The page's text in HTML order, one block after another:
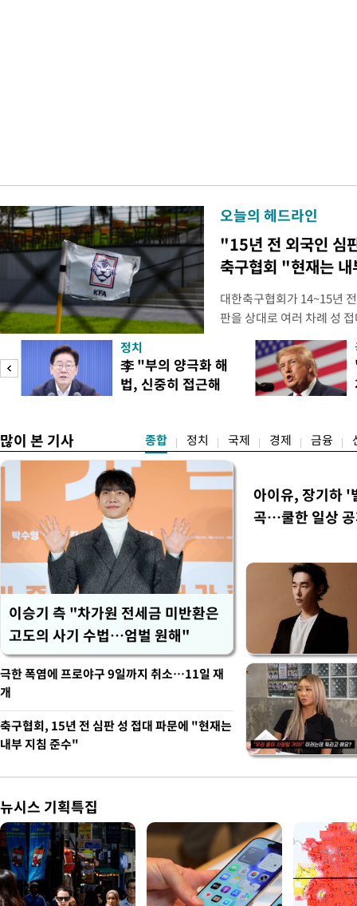
오늘의 헤드라인
"15년 전 외국인 심
축구협회 "현재는
대한축구협회가 14~15년
판을 상대로 여러 차례 성
구계에 따르면 국회의 한
년 국제심판 10여 명에게
축구협회는 외국인 심판과
수십만원에서 많게는 100
정치
李 "부의 양극화 해
법, 신중히 접근해
많이 본 기사 종합 정치 국제 경제 금융
이승기 측 "차가원 전세금 미반환은
고도의 사기 수법…엄벌 원해"
아이유, 장기하 '
곡…쿨한 일상
극한 폭염에 프로야구 9일까지 취소…11일 재
개
축구협회, 15년 전 심판 성 접대 파문에 "현재는
내부 지침 준수"
뉴시스 기획특집